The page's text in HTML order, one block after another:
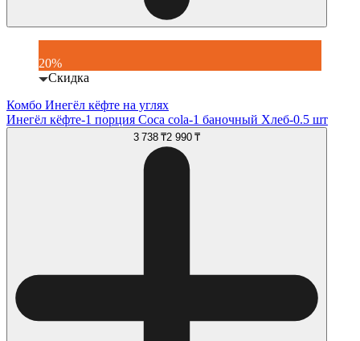
20%
Скидка
Комбо Инегёл кёфте на углях
Инегёл кёфте-1 порция Coca cola-1 баночный Хлеб-0.5 шт
3 738 ₸2 990 ₸